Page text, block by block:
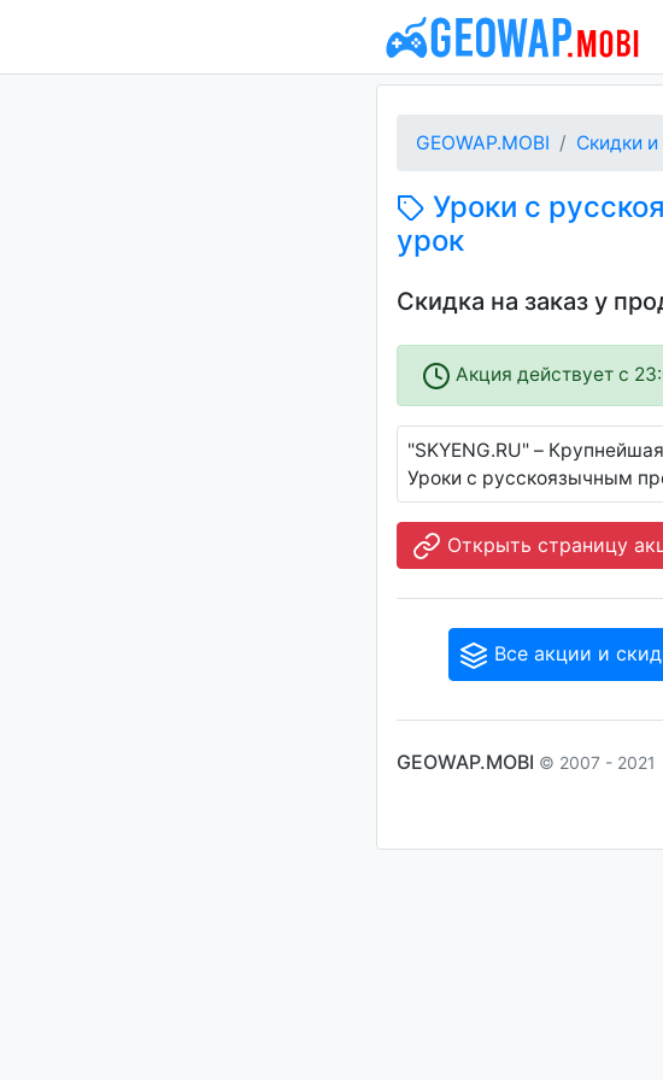
GEOWAP.MOBI Скидки и
Уроки с
урок
Скидка на заказ у
Акция действует c
"SKYENG.RU" –
Уроки с русскоязычным
Открыть страницу
Все акции и
GEOWAP.MOBI © 2007 - 2021